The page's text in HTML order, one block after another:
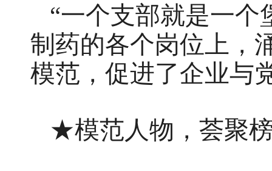
“一个支部就是一个
制药的各个岗位上，
模范，促进了企业与
★模范人物，荟聚